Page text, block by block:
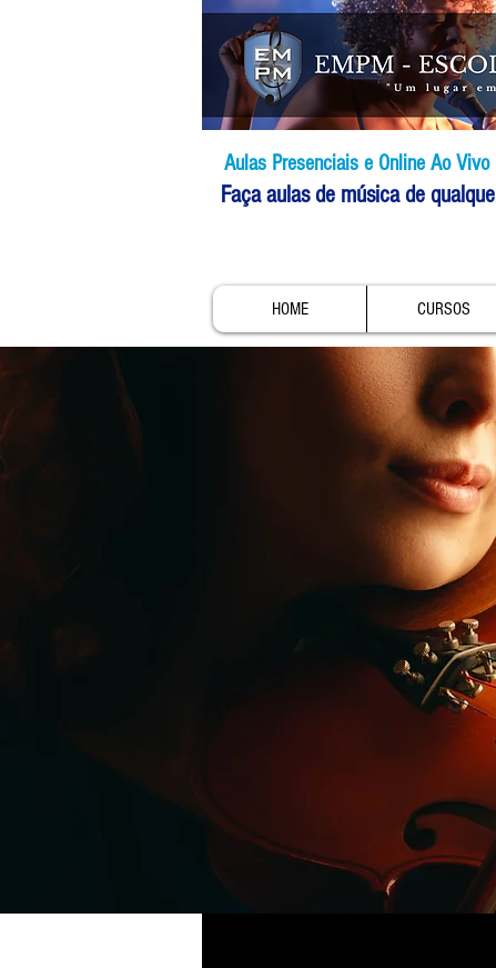
Aulas Presenciais e Online Ao Vivo
Faça aulas de música de
HOME CURSOS